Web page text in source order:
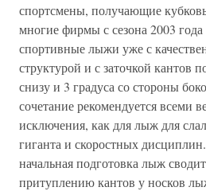
спортсмены, получающие
многие фирмы с сезона 2003 года
спортивные лыжи уже с
структурой и с заточкой кантов
снизу и 3 градуса со стороны
сочетание рекомендуется всеми
исключения, как для лыж для
гиганта и скоростных
начальная подготовка лыж
притуплению кантов у носков